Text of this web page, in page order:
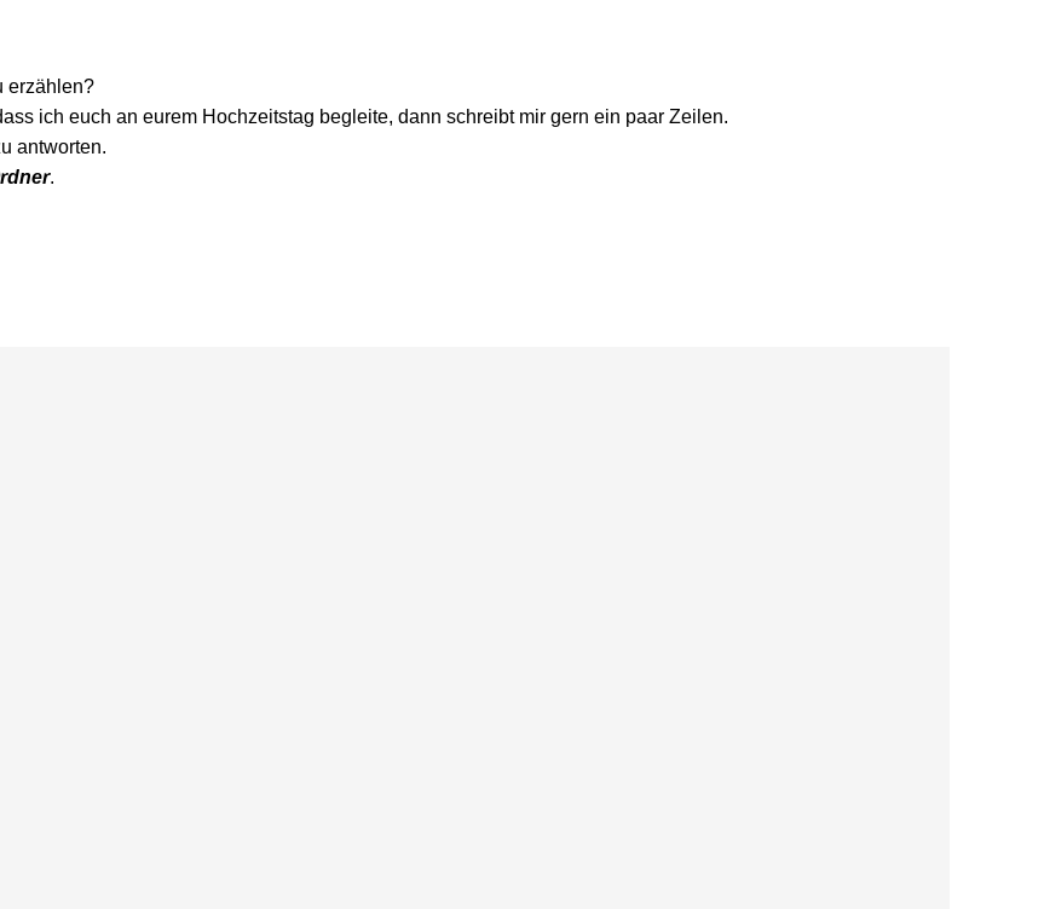
erzählen?
ich euch an eurem Hochzeitstag begleite, dann schreibt mir gern ein paar Zeilen.
antworten.
.